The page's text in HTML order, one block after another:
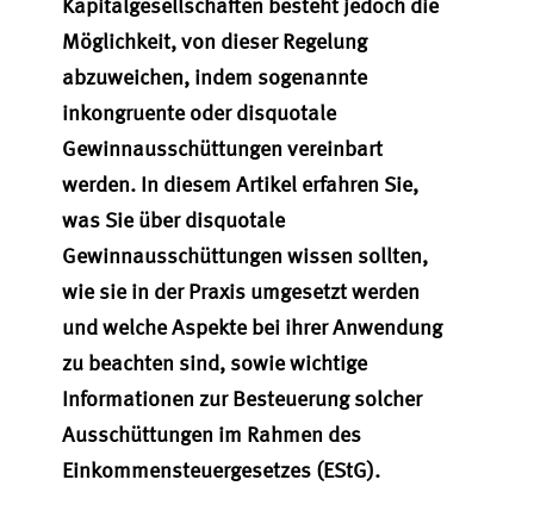
Kapitalgesellschaften besteht jedoch die
Möglichkeit,von dieser Regelung
abzuweichen, indem sogenannte
inkongruente oderdisquotale
Gewinnausschüttungen vereinbart
werden. In diesem Artikel erfahren Sie,
was Sie überdisquotale
Gewinnausschüttungen wissen sollten,
wie sie in der Praxis umgesetzt werden
und welche Aspekte bei ihrer Anwendung
zu beachten sind, sowie wichtige
Informationen zur Besteuerung solcher
Ausschüttungen im Rahmen des
Einkommensteuergesetzes (EStG).